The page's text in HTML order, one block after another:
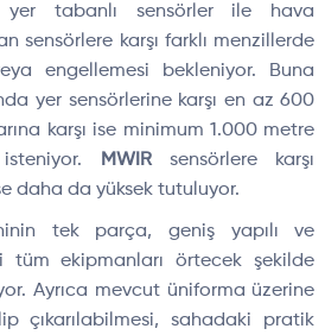
yer tabanlı sensörler ile hava
sensörlere karşı farklı menzillerde
engellemesi bekleniyor. Buna
yer sensörlerine karşı en az 600
karşı ise minimum 1.000 metre
MWIR sensörlere karşı
daha da yüksek tutuluyor.
tek parça, geniş yapılı ve
tüm ekipmanları örtecek şekilde
Ayrıca mevcut üniforma üzerine
çıkarılabilmesi, sahadaki pratik